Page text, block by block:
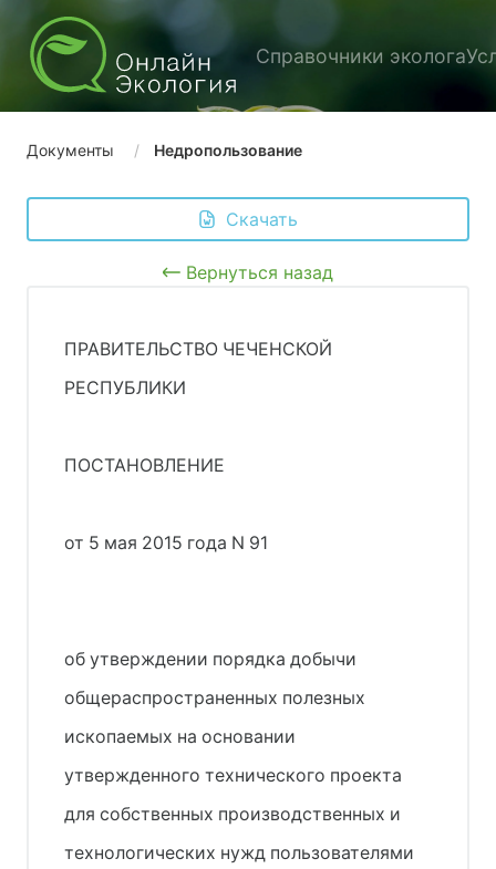
Справочники эколога
Документы Недропользование
Скачать
Вернуться назад
ПРАВИТЕЛЬСТВО ЧЕЧЕНСКОЙ
РЕСПУБЛИКИ
ПОСТАНОВЛЕНИЕ
от 5 мая 2015 года N 91
об утверждении порядка добычи
общераспространенных полезных
ископаемых на основании
утвержденного технического проекта
для собственных производственных и
технологических нужд пользователями